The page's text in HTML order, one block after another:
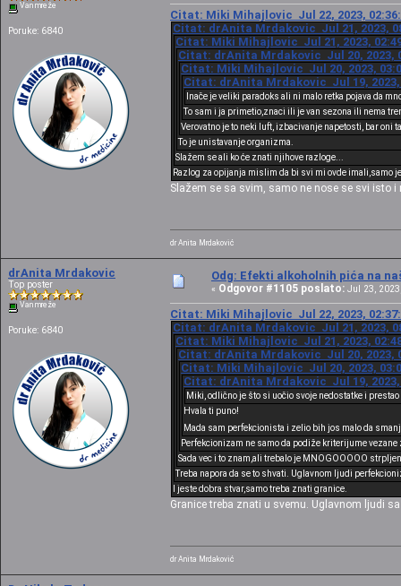
Van mreže
Poruke: 6840
Citat: Miki Mihajlovic Jul 22, 2023,
Citat: drAnita Mrdakovic Jul 21, 2023,
Citat: Miki Mihajlovic Jul 21, 2023,
Citat: drAnita Mrdakovic Jul 20, 2023,
Citat: Miki Mihajlovic Jul 20, 2023,
Citat: drAnita Mrdakovic Jul 19, 2023,
Inače je veliki paradoks ali ni malo retka pojava da
To sam i ja primetio,znaci ili je van sezona ili nema
Verovatno je to neki luft, izbacivanje napetosti, bar oni
To je unistavanje organizma.
Slažem se ali ko će znati njihove razloge...
Razlog za opijanja mislim da bi svi mi ovde imali,samo
Slažem se sa svim, samo ne nose se svi isto
dr Anita Mrdaković
drAnita Mrdakovic
Top poster
Van mreže
Poruke: 6840
Odg: Efekti alkoholnih pića na
« Odgovor #1105 poslato: Jul 23,
Citat: Miki Mihajlovic Jul 22, 2023,
Citat: drAnita Mrdakovic Jul 21, 2023,
Citat: Miki Mihajlovic Jul 21, 2023,
Citat: drAnita Mrdakovic Jul 20, 2023,
Citat: Miki Mihajlovic Jul 20, 2023,
Citat: drAnita Mrdakovic Jul 19, 2023,
Miki, odlično je što si uočio svoje nedostatke i
Hvala ti puno!
Mada sam perfekcionista i zelio bih jos malo da
Perfekcionizam ne samo da podiže kriterijume
Sada vec i to znam,ali trebalo je MNOGOOOOO
Treba napora da se to shvati. Uglavnom ljudi
I jeste dobra stvar,samo treba znati granice.
Granice treba znati u svemu. Uglavnom ljudi
dr Anita Mrdaković